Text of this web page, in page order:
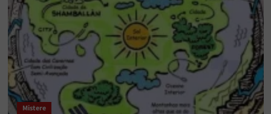
unei
lumi
subterane
ascunse
Mistere